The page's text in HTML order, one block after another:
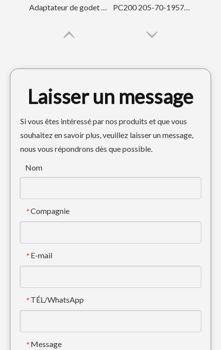
Adaptateur de godet forgé PC200 PC200 205-70-19570TL Dents de godet forgées
Dents de godet forgées PC200 205-70-19570RCL
Laisser un message
Si vous êtes intéressé par nos produits et que vous
souhaitez en savoir plus, veuillez laisser un message,
nous vous répondrons dès que possible.
Nom
* Compagnie
* E-mail
* TÉL/WhatsApp
* Message